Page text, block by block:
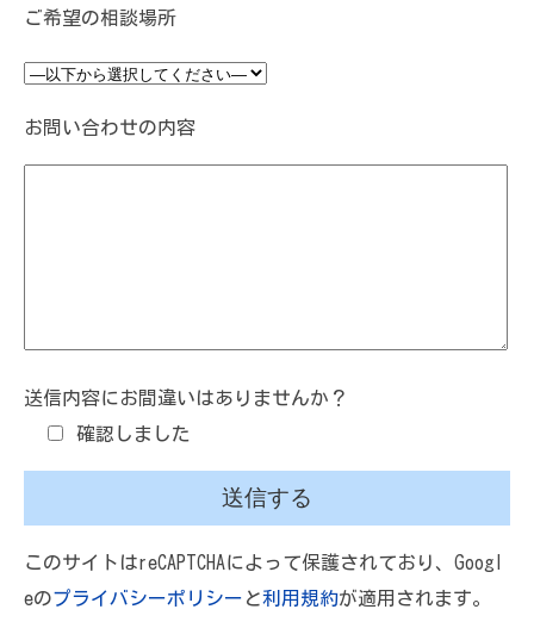
ご希望の相談場所
お問い合わせの内容
送信内容にお間違いはありませんか？
確認しました
このサイトはreCAPTCHAによって保護されており、Googl
eのプライバシーポリシー と利用規約が適用されます。